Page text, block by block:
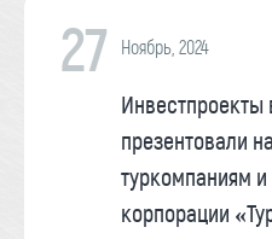
27 Ноябрь, 2024
Инвестпроекты
презентовали
туркомпаниям и
корпорации